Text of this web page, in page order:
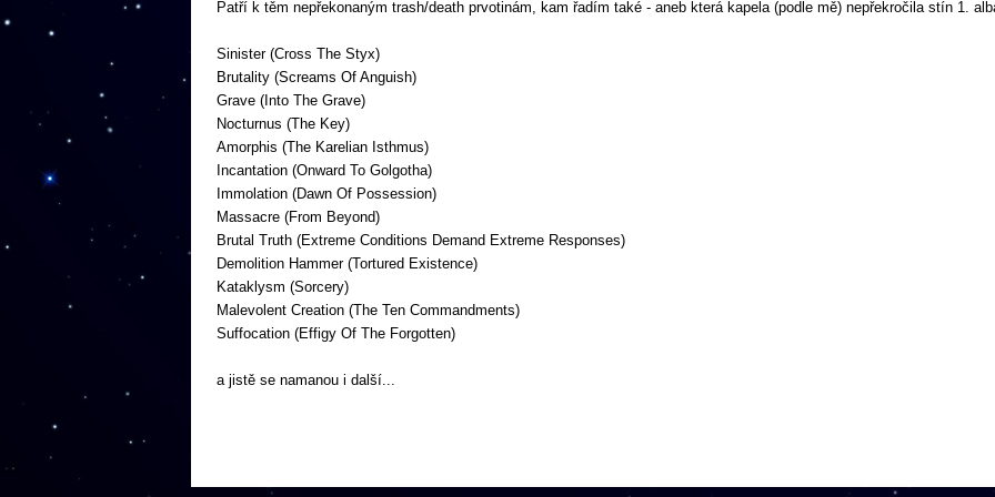
Patří k těm nepřekonaným trash/death prvotinám, kam řadím také - aneb která kapela (podle mě) nepřekročila stín 1.
Sinister (Cross The Styx)
Brutality (Screams Of Anguish)
Grave (Into The Grave)
Nocturnus (The Key)
Amorphis (The Karelian Isthmus)
Incantation (Onward To Golgotha)
Immolation (Dawn Of Possession)
Massacre (From Beyond)
Brutal Truth (Extreme Conditions Demand Extreme Responses)
Demolition Hammer (Tortured Existence)
Kataklysm (Sorcery)
Malevolent Creation (The Ten Commandments)
Suffocation (Effigy Of The Forgotten)
a jistě se namanou i další...